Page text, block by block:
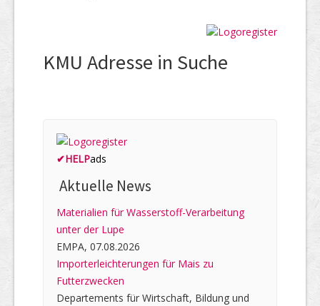
KMU Adresse in Suche
✔HELPads
Aktuelle News
Materialien für Wasserstoff-Verarbeitung
unter der Lupe
EMPA, 07.08.2026
Importerleichterungen für Mais zu
Futterzwecken
Departements für Wirtschaft, Bildung und